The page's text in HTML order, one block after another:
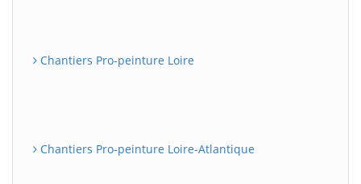
Chantiers Pro-peinture Loire
Chantiers Pro-peinture Loire-Atlantique